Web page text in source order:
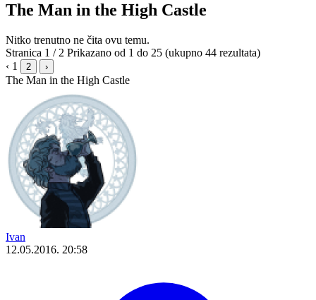
The Man in the High Castle
Nitko trenutno ne čita ovu temu.
Stranica 1 / 2 Prikazano od 1 do 25 (ukupno 44 rezultata)
‹ 1 2 ›
The Man in the High Castle
Ivan
12.05.2016. 20:58